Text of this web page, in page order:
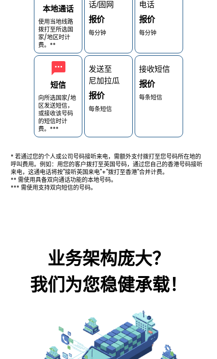
本地通话
使用当地线路
拨打至所选国
家/地区时计
费。**
短信
向所选国家/地
区发送短信，
或接收该号码
的短信时计
费。***
话/固网
报价
每分钟
发送至
尼加拉瓜
报价
每条短信
电话
报价
每分钟
接收短信
报价
每条短信
* 若通过您的个人或公司号码接听来电，需额外支付拨打至您号码所在地的
呼叫费用。例如：用您的客户拨打至英国号码，通过您自己的香港号码接听
来电，这通电话将按"接听英国来电"+"拨打至香港"合并计费。
** 需使用具备双向通话功能的本地号码。
*** 需使用支持双向短信的号码。
业务架构庞大？
我们为您稳健承载！